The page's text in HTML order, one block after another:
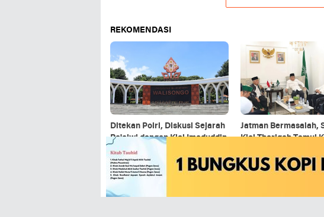
REKOMENDASI
Ditekan Polri, Diskusi Sejarah
Ba'alwi dengan Kiai Imaduddin
di UIN Walisongo Batal
Jatman Bermasalah,
Kiai Thariqah Temui